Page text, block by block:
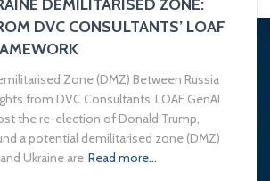
DEMILITARISED ZONE:
DVC CONSULTANTS’ LOAF
Zone (DMZ) Between Russia
from DVC Consultants’ LOAF GenAI
the re-election of Donald Trump,
a potential demilitarised zone (DMZ)
Ukraine are Read more…